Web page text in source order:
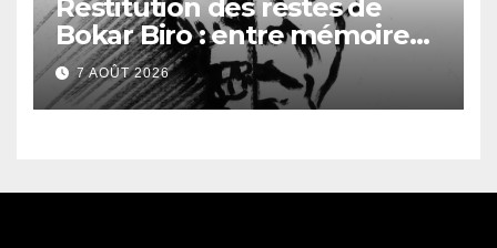
Restitution des restes de
Bokar Biro : entre mémoire
familiale et regard
anthropologique
7 AOÛT 2026